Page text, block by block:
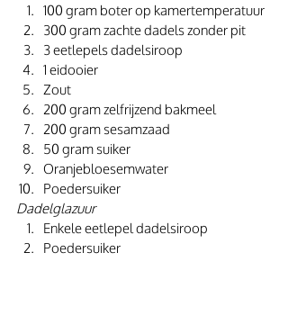
100 gram boter op kamertemperatuur
300 gram zachte dadels zonder pit
3 eetlepels dadelsiroop
1 eidooier
Zout
200 gram zelfrijzend bakmeel
200 gram sesamzaad
50 gram suiker
Oranjebloesemwater
Poedersuiker
Dadelglazuur
Enkele eetlepel dadelsiroop
Poedersuiker